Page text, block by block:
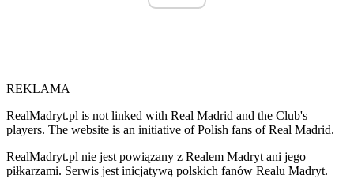
REKLAMA
RealMadryt.pl is not linked with Real Madrid and the Club's
players. The website is an initiative of Polish fans of Real Madrid.
RealMadryt.pl nie jest powiązany z Realem Madryt ani jego
piłkarzami. Serwis jest inicjatywą polskich fanów Realu Madryt.